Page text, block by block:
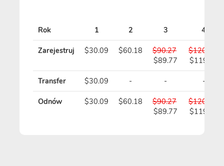
Rok 1 2 3 4
Zarejestruj $30.09 $60.18
$90.27
$89.77
$120.36
$119.36
Transfer $30.09 - - -
Odnów $30.09 $60.18
$90.27
$89.77
$120.36
$119.36